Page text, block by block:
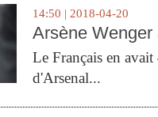
14:50 | 2018-04-20
Arsène
Le Français en
d'Arsenal...